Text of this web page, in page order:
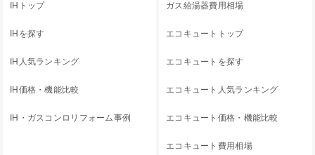
IHトップ
IHを探す
IH人気ランキング
IH価格・機能比較
IH・ガスコンロリフォーム事例
ガス給湯器費用相場
エコキュートトップ
エコキュートを探す
エコキュート人気ランキング
エコキュート価格・機能比較
エコキュート費用相場